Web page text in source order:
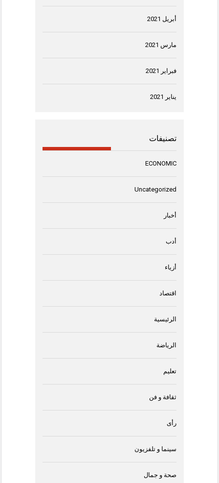
أبريل 2021
مارس 2021
فبراير 2021
يناير 2021
تصنيفات
ECONOMIC
Uncategorized
أخبار
أدب
أزياء
اقتصاد
الرئيسية
الرياضة
تعليم
ثقافة و فن
رأى
سينما و تلفزيون
صحة و جمال